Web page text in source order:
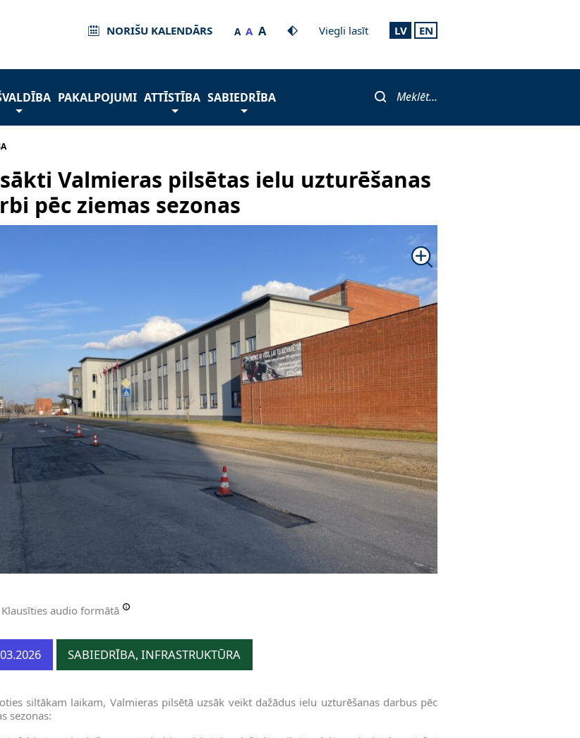
NORIŠU KALENDĀRS A A A Viegli lasīt LV EN
PAKALPOJUMI ATTĪSTĪBA SABIEDRĪBA Meklēt...
Valmieras pilsētas ielu uzturēšanas
pēc ziemas sezonas
Klausīties audio formātā
SABIEDRĪBA, INFRASTRUKTŪRA
siltākam laikam, Valmieras pilsētā uzsāk veikt dažādus ielu uzturēšanas darbus pēc
sezonas: